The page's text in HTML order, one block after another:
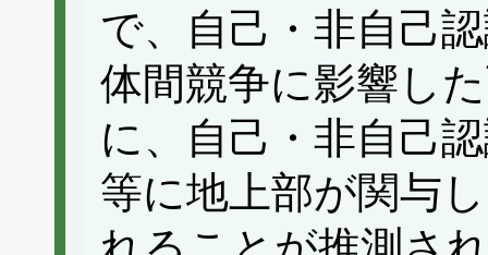
で、自己・非自己
体間競争に影響し
に、自己・非自己
等に地上部が関与